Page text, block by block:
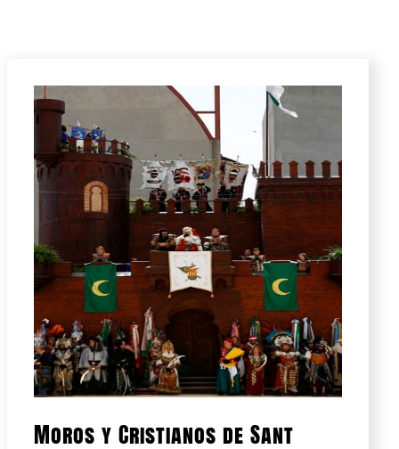
Moros y Cristianos de Sant